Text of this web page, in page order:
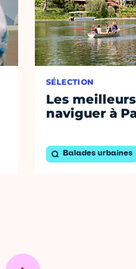
SÉLECTION
Les
naviguer à
Balades urbaines